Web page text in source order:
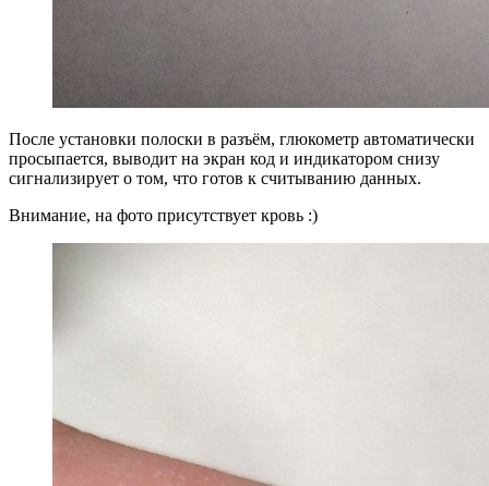
После установки полоски в разъём, глюкометр автоматически
просыпается, выводит на экран код и индикатором снизу
сигнализирует о том, что готов к считыванию данных.
Внимание, на фото присутствует кровь :)